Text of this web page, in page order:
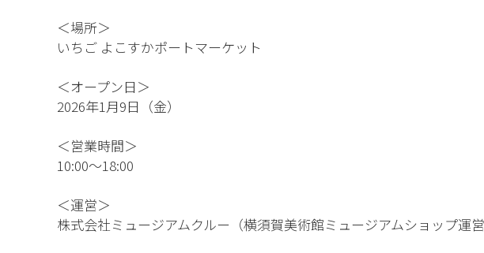
＜場所＞
いちご よこすかポートマーケット
＜オープン日＞
2026年1月9日（金）
＜営業時間＞
10:00～18:00
＜運営＞
株式会社ミュージアムクルー（横須賀美術館ミュージアムショップ運営